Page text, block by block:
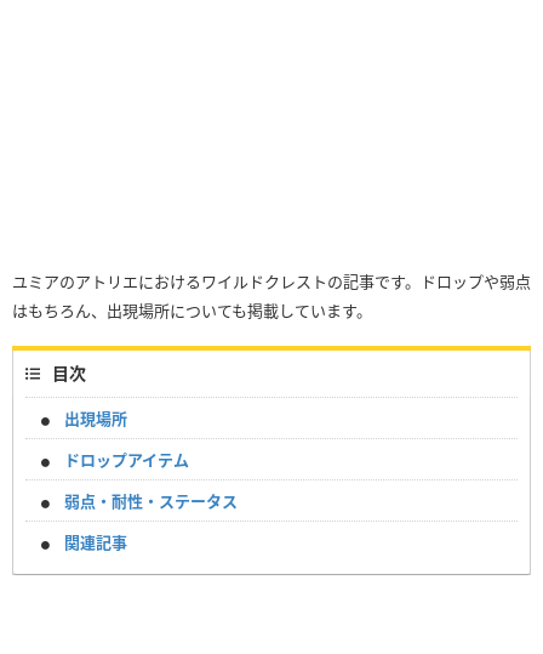
ユミアのアトリエにおけるワイルドクレストの記事です。ドロップや弱点
はもちろん、出現場所についても掲載しています。
目次
出現場所
ドロップアイテム
弱点・耐性・ステータス
関連記事